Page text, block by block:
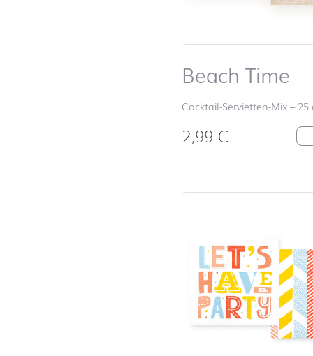
Beach Time
Cocktail-Servietten-Mix–25
2,99€